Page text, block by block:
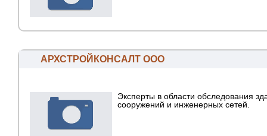
АРХСТРОЙКОНСАЛТ ООО
Эксперты в области обследования
сооружений и инженерных сетей.